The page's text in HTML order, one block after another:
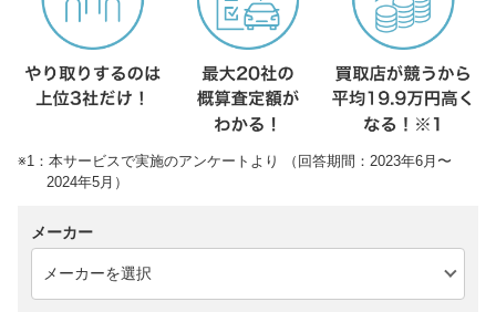
※1：本サービスで実施のアンケートより （回答期間：2023年6月〜
2024年5月）
メーカー